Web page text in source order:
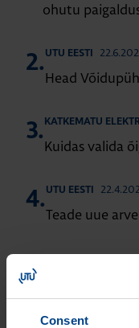
Consent
ohutu
2. UTU EESTI
Head
3. KATKEMATU
Kuidas valida
4. UTU EESTI
Teade uue
5.
Socomec